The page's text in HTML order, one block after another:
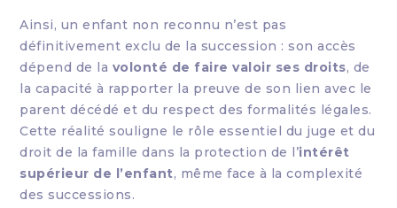
Ainsi, un enfant non reconnu n’est pas
définitivement exclu de la succession : son accès
dépend de la volonté de faire valoir ses droits, de
la capacité à rapporter la preuve de son lien avec le
parent décédé et du respect des formalités légales.
Cette réalité souligne le rôle essentiel du juge et du
droit de la famille dans la protection de l’intérêt
supérieur de l’enfant, même face à la complexité
des successions.